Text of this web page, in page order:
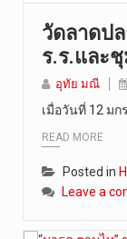
วัดลาดป
ร.ร.และ
อุทัย มณี
เมื่อวันที่ 12 มก
READ MORE
Posted in
Leave a